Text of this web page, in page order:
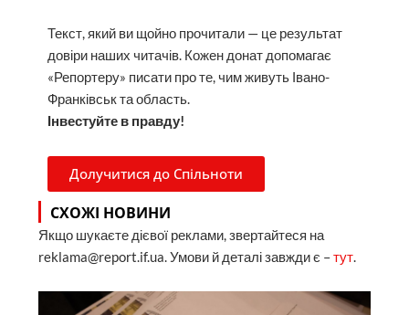
Текст, який ви щойно прочитали — це результат
довіри наших читачів. Кожен донат допомагає
«Репортеру» писати про те, чим живуть Івано-
Франківськ та область.
Інвестуйте в правду!
Долучитися до Спільноти
СХОЖІ НОВИНИ
Якщо шукаєте дієвої реклами, звертайтеся на
reklama@report.if.ua. Умови й деталі завжди є –тут.